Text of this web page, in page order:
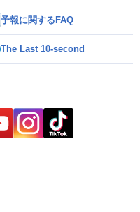
予報に関するFAQ
The Last 10-second